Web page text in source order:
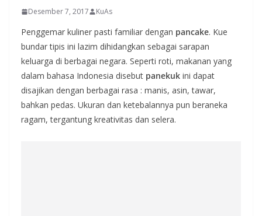
Desember 7, 2017 KuAs
Penggemar kuliner pasti familiar dengan pancake. Kue
bundar tipis ini lazim dihidangkan sebagai sarapan
keluarga di berbagai negara. Seperti roti, makanan yang
dalam bahasa Indonesia disebut panekuk ini dapat
disajikan dengan berbagai rasa : manis, asin, tawar,
bahkan pedas. Ukuran dan ketebalannya pun beraneka
ragam, tergantung kreativitas dan selera.